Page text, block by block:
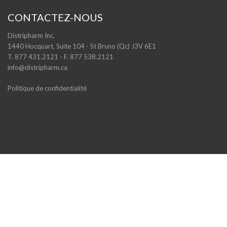
CONTACTEZ-NOUS
Distripharm Inc.
1440 Hocquart, Suite 104 - St Bruno (Qc) J3V 6E1
T. 877 431.2121 - F. 877 538.2121
info@distripharm.ca
Politique de confidentialité